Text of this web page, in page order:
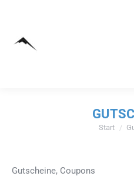
Sie
Start
Gutscheine, Coupons